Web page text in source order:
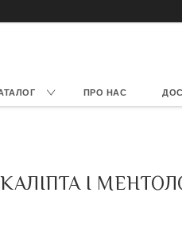
ПРО НАС
І